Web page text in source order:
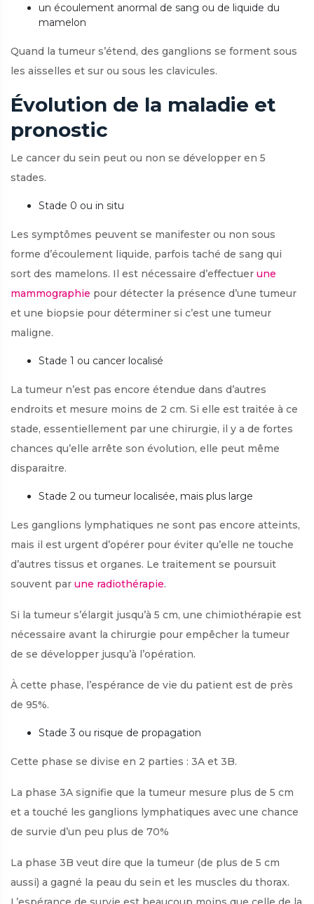
un écoulement anormal de sang ou de liquide du
mamelon
Quand la tumeur s’étend, des ganglions se forment sous
les aisselles et sur ou sous les clavicules.
Évolution de la maladie et
pronostic
Le cancer du sein peut ou non se développer en 5
stades.
Stade 0 ou in situ
Les symptômes peuvent se manifester ou non sous
forme d’écoulement liquide, parfois taché de sang qui
sort des mamelons. Il est nécessaire d’effectuer une
mammographie pour détecter la présence d’une tumeur
et une biopsie pour déterminer si c’est une tumeur
maligne.
Stade 1 ou cancer localisé
La tumeur n’est pas encore étendue dans d’autres
endroits et mesure moins de 2 cm. Si elle est traitée à ce
stade, essentiellement par une chirurgie, il y a de fortes
chances qu’elle arrête son évolution, elle peut même
disparaitre.
Stade 2 ou tumeur localisée, mais plus large
Les ganglions lymphatiques ne sont pas encore atteints,
mais il est urgent d’opérer pour éviter qu’elle ne touche
d’autres tissus et organes. Le traitement se poursuit
souvent par une radiothérapie.
Si la tumeur s’élargit jusqu’à 5 cm, une chimiothérapie est
nécessaire avant la chirurgie pour empêcher la tumeur
de se développer jusqu’à l’opération.
À cette phase, l’espérance de vie du patient est de près
de 95%.
Stade 3 ou risque de propagation
Cette phase se divise en 2 parties : 3A et 3B.
La phase 3A signifie que la tumeur mesure plus de 5 cm
et a touché les ganglions lymphatiques avec une chance
de survie d’un peu plus de 70%
La phase 3B veut dire que la tumeur (de plus de 5 cm
aussi) a gagné la peau du sein et les muscles du thorax.